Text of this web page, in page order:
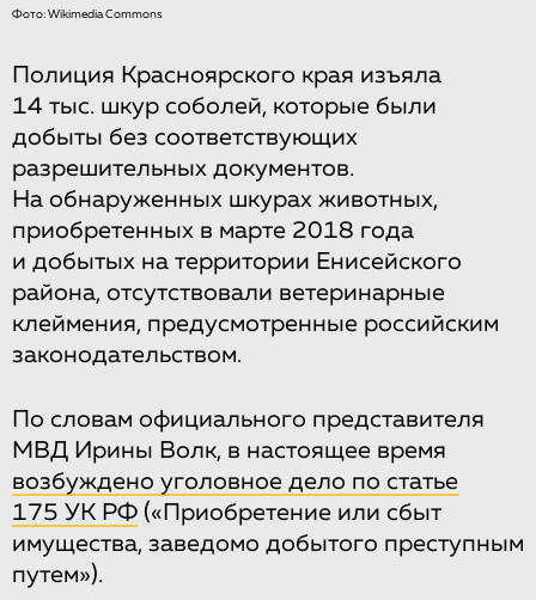
Фото: Wikimedia Commons
Полиция Красноярского края изъяла
14 тыс. шкур соболей, которые были
добыты без соответствующих
разрешительных документов.
На обнаруженных шкурах животных,
приобретенных в марте 2018 года
и добытых на территории Енисейского
района, отсутствовали ветеринарные
клеймения, предусмотренные российским
законодательством.
По словам официального представителя
МВД Ирины Волк, в настоящее время
возбуждено уголовное дело по статье
175 УК РФ («Приобретение или сбыт
имущества, заведомо добытого преступным
путем»).